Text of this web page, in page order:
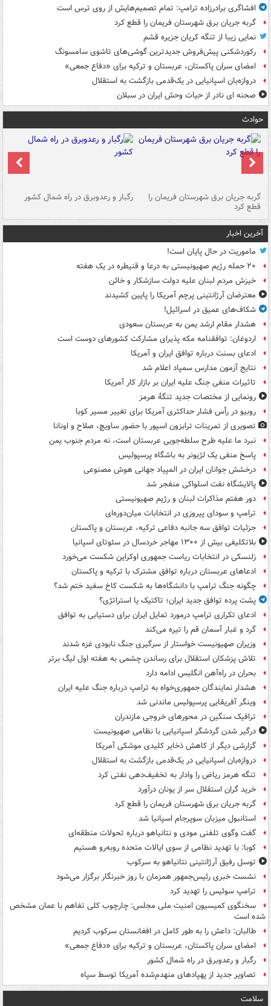
افشاگری برادرزاده ترامپ: تمام تصمیم‌هایش از روی ترس است
گربه جریان برق شهرستان فریمان را قطع کرد
نمایی زیبا از تنگه کریان جزیره قشم
رکوردشکنی پیش‌فروش جدیدترین گوشی‌های تاشوی سامسونگ
امضای سران پاکستان، عربستان و ترکیه برای «دفاع جمعی»
دروازه‌بان اسپانیایی در یک‌قدمی بازگشت به استقلال
صحنه ای نادر از حیات وحش ایران در سبلان
حوادث
گربه جریان برق شهرستان فریمان را
قطع کرد
رگبار و رعدوبرق در راه شمال کشور
آخرین اخبار
ماموریت در حال پایان است!
۲۰ حمله رژیم صهیونیستی به درعا و قنیطره در یک هفته
خیزش مردم لبنان علیه دولت سازشکار و خائن
معترضان آرژانتینی پرچم آمریکا را پایین کشیدند
شکاف‌های عمیق در اسرائیل!
هشدار مقام ارشد یمن به عربستان سعودی
اردوغان: توافقنامه مکه پذیرای مشارکت کشورهای دوست است
ادعای بسنت درباره توافق ایران و آمریکا
نتایج آزمون مدارس سمپاد اعلام شد
تاثیرات منفی جنگ علیه ایران بر بازار کار آمریکا
رونمایی از مختصات جدید تنگۀ هرمز
روبیو در رأس فشار حداکثری آمریکا برای تغییر مسیر کوبا
تصویری از تمرینات ترابزون اسپور با حضور ساویچ، صلاح و اونانا
نبرد ما علیه طرح سلطه‌جویی عربستان است، نه مردم جنوب یمن
پاسخ منفی یک لژیونر به باشگاه پرسپولیس
درخشش جوانان ایران در المپیاد جهانی هوش مصنوعی
پالایشگاه نفت اسلواکی منفجر شد
دور هفتم مذاکرات لبنان و رژیم صهیونیستی
ترامپ و سودای پیروزی در انتخابات میان‌دوره‌ای
جزئیات توافق سه جانبه دفاعی ترکیه، عربستان و پاکستان
بلاتکلیفی بیش از ۱۳۰۰ مهاجر خردسال در سئوتای اسپانیا
زلنسکی در انتخابات ریاست جمهوری اوکراین شکست می‌خورد
ادعاهای عربستان درباره توافق مشترک با ترکیه و پاکستان
چگونه جنگ ترامپ با دانشگاه‌ها به شکست کاخ سفید ختم شد؟
پشت پرده توافق جدید ایران؛ تاکتیک یا استراتژی؟
ادعای تکراری ترامپ درمورد تمایل ایران برای دستیابی به توافق
گرد و غبار آسمان قم را تیره می‌کند
وزیران صهیونیست خواستار از سرگیری جنگ نابودی غزه شدند
تلاش پزشکان استقلال برای رساندن چشمی به هفته اول لیگ برتر
بحران در راه‌آهن انگلیس ادامه دارد
هشدار نمایندگان جمهوری‌خواه به ترامپ درباره جنگ علیه ایران
وینگر آفریقایی پرسپولیس ماندنی شد
ترافیک سنگین در محورهای خروجی مازندران
درگیر شدن گردشگر اسپانیایی با نظامی صهیونیست
گزارشی دیگر از کاهش ذخایر کلیدی موشکی آمریکا
دروازه‌بان اسپانیایی در یک‌قدمی بازگشت به استقلال
تنگه هرمز ریاض را وادار به تخفیف‌دهی نفتی کرد
خرید گران استقلال سر از یونان درآورد
گربه جریان برق شهرستان فریمان را قطع کرد
استانبول میزبان سوپرجام اسپانیا شد
گفت وگوی تلفنی مودی و نتانیاهو درباره تحولات منطقه‌ای
کوبا: با تهدید نظامی از سوی ایالات متحده روبه‌رو هستیم
توسل رفیق آرژانتینی نتانیاهو به سرکوب
نشست خبری رئیس‌جمهور همزمان با روز خبرنگار برگزار می‌شود
ترامپ سوئیس را تهدید کرد
سخنگوی کمیسیون امنیت ملی مجلس: چارچوب کلی تفاهم با عمان مشخص
شده است
طالبان: داعش را به طور کامل در افغانستان سرکوب کردیم
امضای سران پاکستان، عربستان و ترکیه برای «دفاع جمعی»
رگبار و رعدوبرق در راه شمال کشور
تصاویر جدید از پهپادهای منهدم‌شده آمریکا توسط سپاه
سلامت